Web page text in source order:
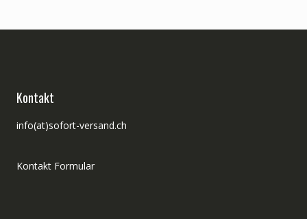
Kontakt
info(at)sofort-versand.ch
Kontakt Formular